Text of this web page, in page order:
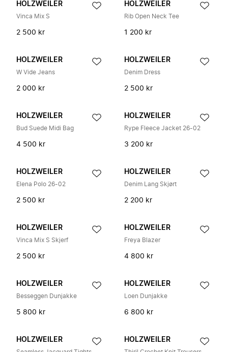
HOLZWEILER
Vinca Mix S
2 500 kr
HOLZWEILER
Rib Open Neck Tee
1 200 kr
HOLZWEILER
W Vide Jeans
2 000 kr
HOLZWEILER
Denim Dress
2 500 kr
HOLZWEILER
Bud Suede Midi Bag
4 500 kr
HOLZWEILER
Rype Fleece Jacket 26-02
3 200 kr
HOLZWEILER
Elena Polo 26-02
2 500 kr
HOLZWEILER
Denim Lang Skjørt
2 200 kr
HOLZWEILER
Vinca Mix S Skjerf
2 500 kr
HOLZWEILER
Freya Blazer
4 800 kr
HOLZWEILER
Besseggen Dunjakke
5 800 kr
HOLZWEILER
Loen Dunjakke
6 800 kr
HOLZWEILER HOLZWEILER